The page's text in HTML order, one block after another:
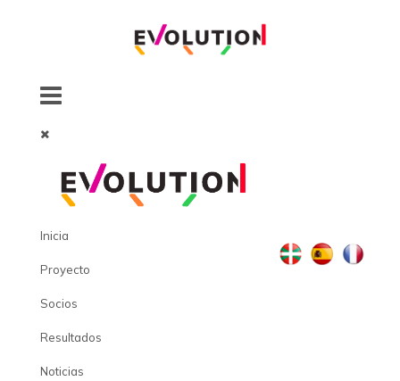
Inicia
Proyecto
Socios
Resultados
Noticias